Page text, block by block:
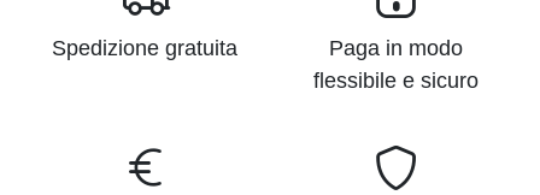
Spedizione gratuita
Paga in modo
flessibile e sicuro